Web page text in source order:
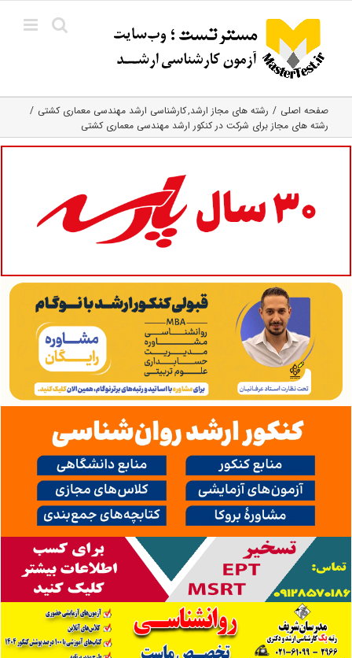
content
صفحه اصلی رشته های مجاز ارشد کارشناسی ارشد مهندسی معماری کشتی
رشته های مجاز برای شرکت در کنکور ارشد مهندسی معماری کشتی